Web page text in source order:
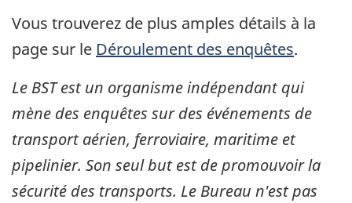
Vous trouverez de plus amples détails à la
page sur le Déroulement des enquêtes.
Le BST est un organisme indépendant qui
mène des enquêtes sur des événements de
transport aérien, ferroviaire, maritime et
pipelinier. Son seul but est de promouvoir la
sécurité des transports. Le Bureau n'est pas